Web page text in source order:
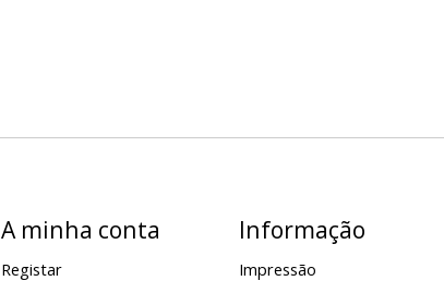
A minha conta
Registar
Informação
Impressão